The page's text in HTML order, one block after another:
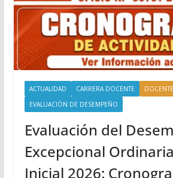
ACTUALIDAD CARRERA DOCENTE
EVALUACIÓN DE DESEMPEÑO
Evaluación del
Excepcional
Inicial 2026: